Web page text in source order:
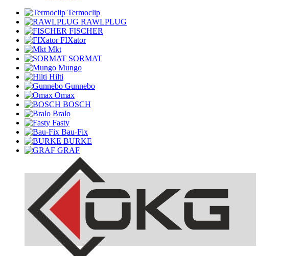
Termoclip
RAWLPLUG
FISCHER
FIXator
Mkt
SORMAT
Mungo
Hilti
Gunnebo
Omax
BOSCH
Bralo
Fasty
Bau-Fix
BURKE
GRAF